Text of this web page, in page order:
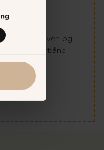
af sus i maven og
Køb dit turbånd